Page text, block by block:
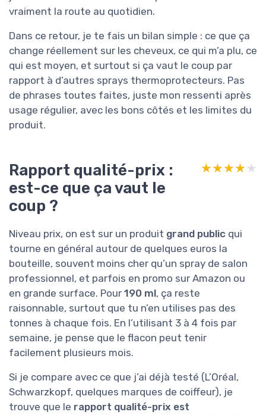
vraiment la route au quotidien.
Dans ce retour, je te fais un bilan simple : ce que ça
change réellement sur les cheveux, ce qui m’a plu, ce
qui est moyen, et surtout si ça vaut le coup par
rapport à d’autres sprays thermoprotecteurs. Pas
de phrases toutes faites, juste mon ressenti après
usage régulier, avec les bons côtés et les limites du
produit.
Rapport qualité-prix :
est-ce que ça vaut le
coup ?
★★★★★
★★★★★
Niveau prix, on est sur un produit grand public qui
tourne en général autour de quelques euros la
bouteille, souvent moins cher qu’un spray de salon
professionnel, et parfois en promo sur Amazon ou
en grande surface. Pour 190 ml, ça reste
raisonnable, surtout que tu n’en utilises pas des
tonnes à chaque fois. En l’utilisant 3 à 4 fois par
semaine, je pense que le flacon peut tenir
facilement plusieurs mois.
Si je compare avec ce que j’ai déjà testé (L’Oréal,
Schwarzkopf, quelques marques de coiffeur), je
trouve que le rapport qualité-prix est